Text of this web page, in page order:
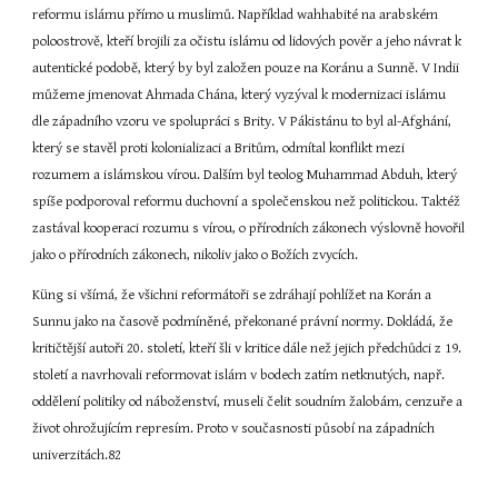
reformu islámu přímo u muslimů. Například wahhabité na arabském
poloostrově, kteří brojili za očistu islámu od lidových pověr a jeho návrat k
autentické podobě, který by byl založen pouze na Koránu a Sunně. V Indii
můžeme jmenovat Ahmada Chána, který vyzýval k modernizaci islámu
dle západního vzoru ve spolupráci s Brity. V Pákistánu to byl al-Afghání,
který se stavěl proti kolonializaci a Britům, odmítal konflikt mezi
rozumem a islámskou vírou. Dalším byl teolog Muhammad Abduh, který
spíše podporoval reformu duchovní a společenskou než politickou. Taktéž
zastával kooperaci rozumu s vírou, o přírodních zákonech výslovně hovořil
jako o přírodních zákonech, nikoliv jako o Božích zvycích.
Küng si všímá, že všichni reformátoři se zdráhají pohlížet na Korán a
Sunnu jako na časově podmíněné, překonané právní normy. Dokládá, že
kritičtější autoři 20. století, kteří šli v kritice dále než jejich předchůdci z 19.
století a navrhovali reformovat islám v bodech zatím netknutých, např.
oddělení politiky od náboženství, museli čelit soudním žalobám, cenzuře a
život ohrožujícím represím. Proto v současnosti působí na západních
univerzitách.82